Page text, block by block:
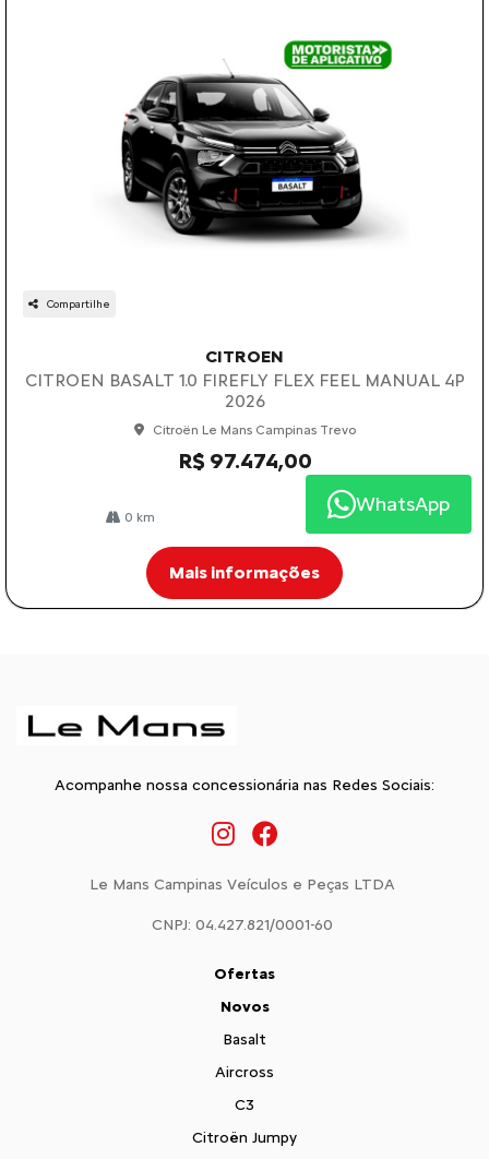
Compartilhe
CITROEN
CITROEN BASALT 1.0 FIREFLY FLEX FEEL MANUAL 4P
2026
Citroën Le Mans Campinas Trevo
R$ 97.474,00
0 km 2026/2026
Mais informações
Acompanhe nossa concessionária nas Redes Sociais:
Le Mans Campinas Veículos e Peças LTDA
CNPJ: 04.427.821/0001-60
Ofertas
Novos
Basalt
Aircross
C3
Citroën Jumpy
WhatsApp